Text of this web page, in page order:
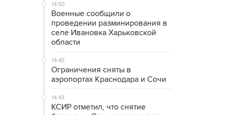
14:50
Военные сообщили о
проведении разминирования в
селе Ивановка Харьковской
области
14:45
Ограничения сняты в
аэропортах Краснодара и Сочи
14:43
КСИР отметил, что снятие